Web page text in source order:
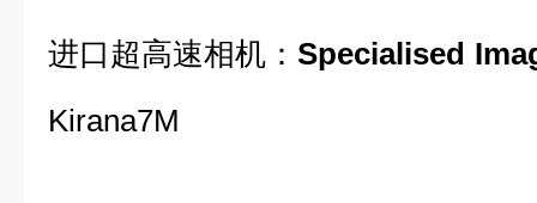
进口超高速相机： Specialised
Kirana7M